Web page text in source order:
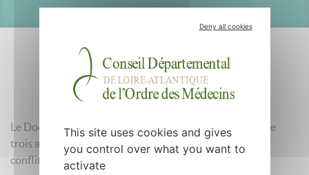
13 octobre 2009
Le Docteur X, pédiatre, voit en consultation un enfant de
trois ans accompagné de sa mère qui lui indique être en
conflit avec le père de l’enfant dont elle est séparée.
Deny all cookies
This site uses cookies and gives
you control over what you want to
activate